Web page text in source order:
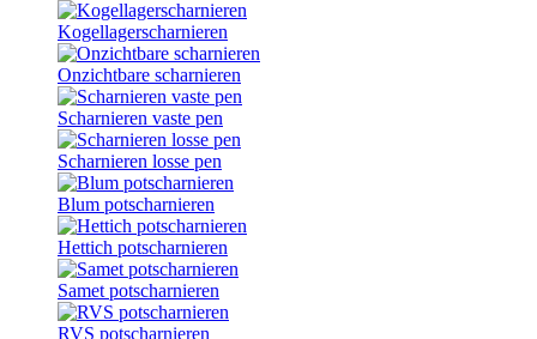
Kogellagerscharnieren
Onzichtbare scharnieren
Scharnieren vaste pen
Scharnieren losse pen
Blum potscharnieren
Hettich potscharnieren
Samet potscharnieren
RVS potscharnieren